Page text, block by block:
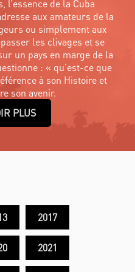
l’essence de la Cuba
aux amateurs de la
ou simplement aux
les clivages et se
un pays en marge de la
: « qu’est-ce que
à son Histoire et
son avenir.
PLUS
2017
2021